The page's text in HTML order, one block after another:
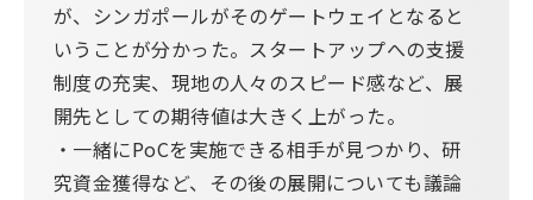
が、シンガポールがそのゲートウェイとなると
いうことが分かった。スタートアップへの支援
制度の充実、現地の人々のスピード感など、展
開先としての期待値は大きく上がった。
・一緒にPoCを実施できる相手が見つかり、研
究資金獲得など、その後の展開についても議論